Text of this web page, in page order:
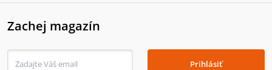
Zachej magazín
Prihlásiť